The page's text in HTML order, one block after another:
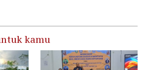
kamu